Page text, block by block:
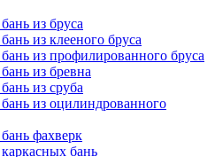
из бруса
из клееного бруса
из профилированного бруса
из бревна
из сруба
из оцилиндрованного
фахверк
бань